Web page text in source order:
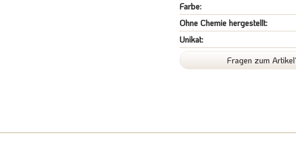
Farbe:
Ohne Chemie hergestellt:
Unikat:
Fragen zum